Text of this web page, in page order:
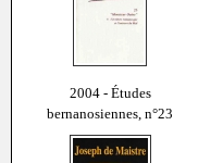
2004 - Études
bernanosiennes, n°23